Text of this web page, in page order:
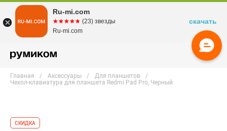
Главная Аксессуары
Для планшетов
Чехол-клавиатура для планшета Redmi Pad Pro, Черный
СКИДКА
Ru-mi.com
☆☆☆☆☆
★★★★★ (23) звезды
Ru-mi.com
скачать